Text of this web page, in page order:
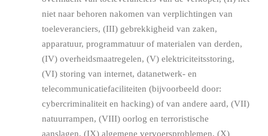
niet naar behoren nakomen van verplichtingen van
toeleveranciers, (III) gebrekkigheid van zaken,
apparatuur, programmatuur of materialen van derden,
(IV) overheidsmaatregelen, (V) elektriciteitsstoring,
(VI) storing van internet, datanetwerk- en
telecommunicatiefaciliteiten (bijvoorbeeld door:
cybercriminaliteit en hacking) of van andere aard, (VII)
natuurrampen, (VIII) oorlog en terroristische
aanslagen, (IX) algemene vervoersproblemen, (X)